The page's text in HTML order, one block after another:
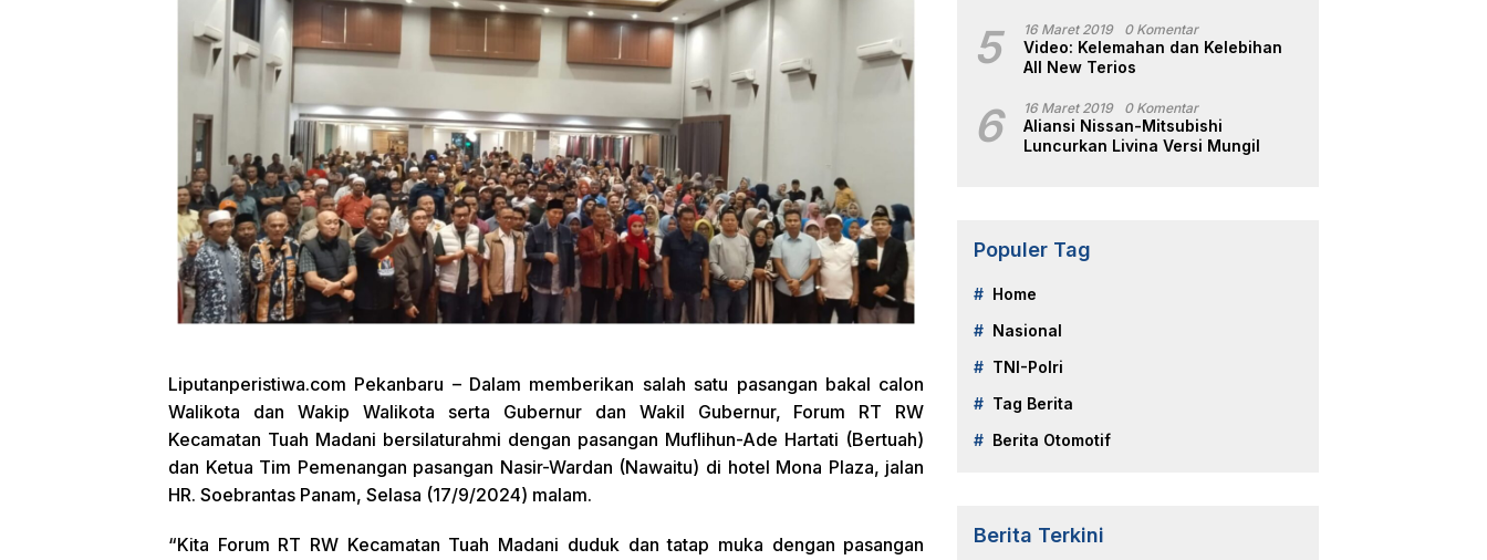
Liputanperistiwa.com Pekanbaru – Dalam memberikan salah satu pasangan bakal calon
Walikota dan Wakip Walikota serta Gubernur dan Wakil Gubernur, Forum RT RW
Kecamatan Tuah Madani bersilaturahmi dengan pasangan Muflihun-Ade Hartati (Bertuah)
dan Ketua Tim Pemenangan pasangan Nasir-Wardan (Nawaitu) di hotel Mona Plaza, jalan
HR. Soebrantas Panam, Selasa (17/9/2024) malam.
“Kita Forum RT RW Kecamatan Tuah Madani duduk dan tatap muka dengan pasangan
5 16 Maret 2019 0 Komentar
Video: Kelemahan dan Kelebihan
All New Terios
6 16 Maret 2019 0 Komentar
Aliansi Nissan-Mitsubishi
Luncurkan Livina Versi Mungil
Populer Tag
Home
Nasional
TNI-Polri
Tag Berita
Berita Otomotif
Berita Terkini